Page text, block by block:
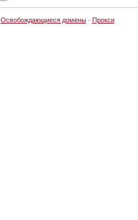
Освобождающиеся домены· Прокси